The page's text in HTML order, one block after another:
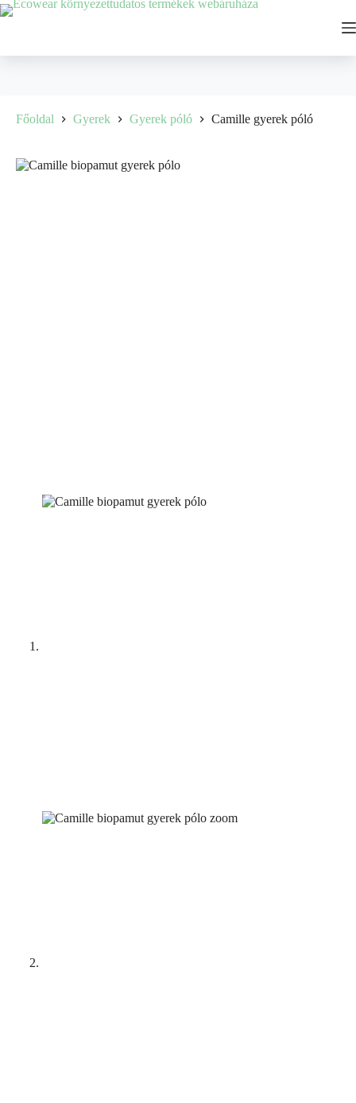
Főoldal Gyerek Gyerek póló Camille gyerek póló